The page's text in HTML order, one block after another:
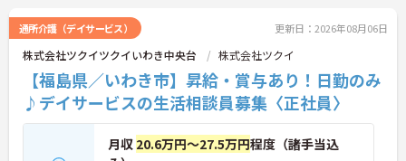
すい環境です。子育て中の方や、ライフスタイルに
合わせた働き方を希望する方に最適です。ご興味の
ある方には、面接対策ポイントなど、さらに詳細を
お話ししますのでお気軽にご相談ください！
通所介護（デイサービス） 更新日：2026年08月06日
株式会社ツクイツクイいわき中央台 株式会社ツクイ
【福島県／いわき市】昇給・賞与あり！日勤のみ
♪デイサービスの生活相談員募集〈正社員〉
月収 20.6万円～27.5万円程度（諸手当込